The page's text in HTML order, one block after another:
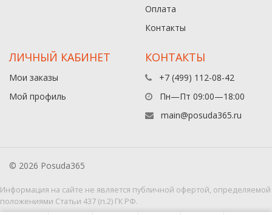
Оплата
Контакты
ЛИЧНЫЙ КАБИНЕТ
Мои заказы
Мой профиль
КОНТАКТЫ
+7 (499) 112-08-42
Пн—Пт 09:00—18:00
main@posuda365.ru
© 2026 Posuda365
Информация на сайте не является публичной офертой, определяемой
положениями Статьи 437 (п.2) ГК РФ.